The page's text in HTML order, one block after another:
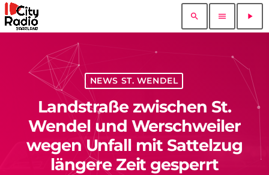
search menu play_arrow
NEWS ST. WENDEL
Landstraße zwischen St.
Wendel und Werschweiler
wegen Unfall mit Sattelzug
längere Zeit gesperrt